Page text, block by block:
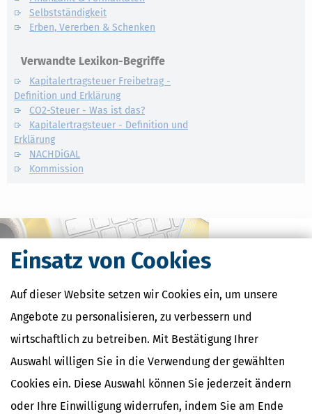
Einsatz von Cookies
Auf dieser Website setzen wir Cookies ein, um unsere
Angebote zu personalisieren, zu verbessern und
wirtschaftlich zu betreiben. Mit Bestätigung Ihrer
Auswahl willigen Sie in die Verwendung der gewählten
Cookies ein. Diese Auswahl können Sie jederzeit ändern
oder Ihre Einwilligung widerrufen, indem Sie am Ende
Selbstständigkeit
Erben, Vererben & Schenken
Verwandte Lexikon-Begriffe
Kapitalertragsteuer Freibetrag -
Definition und Erklärung
CO2-Steuer - Was ist das?
Kapitalertragsteuer - Definition und
Erklärung
NACHDiGAL
Kommission
Kostenlose Steuertipps & News
Absenden